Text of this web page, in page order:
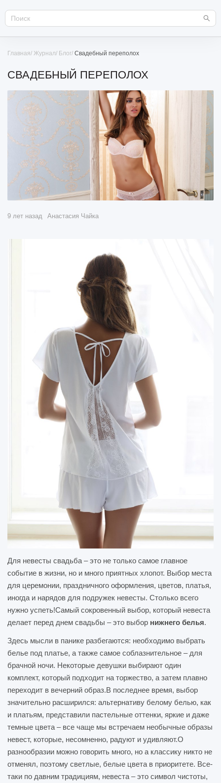
Главная Журнал Блог Свадебный переполох
СВАДЕБНЫЙ ПЕРЕПОЛОХ
9 лет назад Анастасия Чайка
Для невесты свадьба – это не только самое главное
событие в жизни, но и много приятных хлопот. Выбор места
для церемонии, праздничного оформления, цветов, платья,
иногда и нарядов для подружек невесты. Столько всего
нужно успеть!Самый сокровенный выбор, который невеста
делает перед днем свадьбы – это выбор нижнего белья.
Здесь мысли в панике разбегаются: необходимо выбрать
белье под платье, а также самое соблазнительное – для
брачной ночи. Некоторые девушки выбирают один
комплект, который подходит на торжество, а затем плавно
переходит в вечерний образ.В последнее время, выбор
значительно расширился: альтернативу белому белью, как
и платьям, представили пастельные оттенки, яркие и даже
темные цвета – все чаще мы встречаем необычные образы
невест, которые, несомненно, радуют и удивляют.О
разнообразии можно говорить много, но а классику никто не
отменял, поэтому светлые, белые цвета в приоритете. Все-
таки по давним традициям, невеста – это символ чистоты,